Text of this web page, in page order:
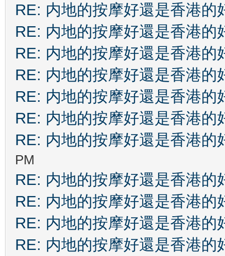
RE: 内地的按摩好還是香港的
RE: 内地的按摩好還是香港的
RE: 内地的按摩好還是香港的
RE: 内地的按摩好還是香港的
RE: 内地的按摩好還是香港的
RE: 内地的按摩好還是香港的
RE: 内地的按摩好還是香港的
PM
RE: 内地的按摩好還是香港的
RE: 内地的按摩好還是香港的
RE: 内地的按摩好還是香港的
RE: 内地的按摩好還是香港的